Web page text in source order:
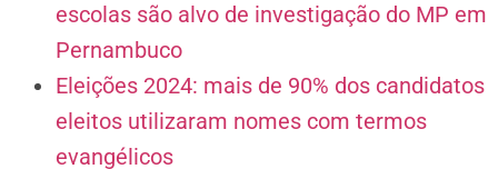
escolas são alvo de investigação do MP em
Pernambuco
Eleições 2024: mais de 90% dos candidatos
eleitos utilizaram nomes com termos
evangélicos